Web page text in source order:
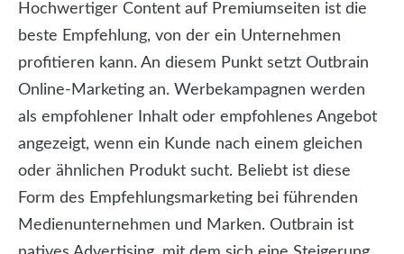
Hochwertiger Content auf Premiumseiten ist die
beste Empfehlung, von der ein Unternehmen
profitieren kann. An diesem Punkt setzt Outbrain
Online-Marketing an. Werbekampagnen werden
als empfohlener Inhalt oder empfohlenes Angebot
angezeigt, wenn ein Kunde nach einem gleichen
oder ähnlichen Produkt sucht. Beliebt ist diese
Form des Empfehlungsmarketing bei führenden
Medienunternehmen und Marken. Outbrain ist